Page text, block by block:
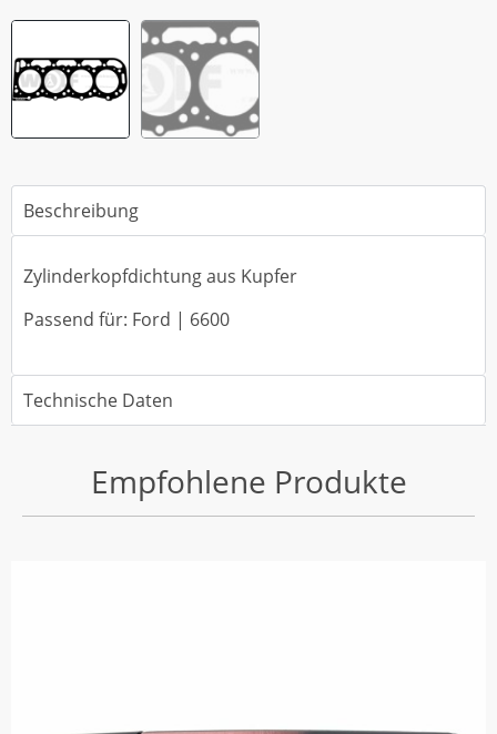
Beschreibung
Zylinderkopfdichtung aus Kupfer
Passend für: Ford | 6600
Technische Daten
Empfohlene Produkte